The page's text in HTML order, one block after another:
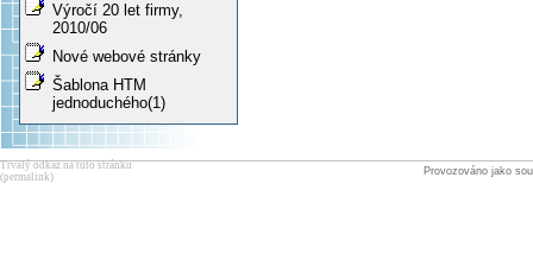
Výročí 20 let firmy,
2010/06
Nové webové stránky
Šablona HTM
jednoduchého(1)
Provozováno jako
Trvalý odkaz na tuto stránku
(permalink)